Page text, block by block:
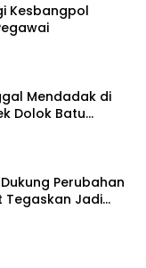
Kesbangpol
Mendadak di
Dolok Batu
TKP
Perubahan
Tegaskan Jadi
dan